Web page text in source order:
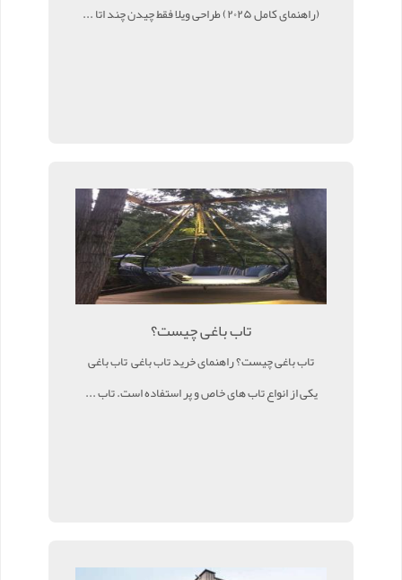
(راهنمای کامل ۲۰۲۵) طراحی ویلا فقط چیدن چند اتا ...
تاب باغی چیست؟
تاب باغی چیست؟ راهنمای خرید تاب باغی تاب باغی
یکی از انواع تاب های خاص و پر استفاده است. تاب ...